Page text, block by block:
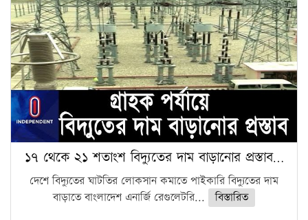
১৭ থেকে ২১ শতাংশ বিদ্যুতের দাম বাড়ানোর প্রস্তাব…
দেশে বিদ্যুতের ঘাটতির লোকসান কমাতে পাইকারি বিদ্যুতের দাম
বাড়াতে বাংলাদেশ এনার্জি রেগুলেটরি...
বিস্তারিত